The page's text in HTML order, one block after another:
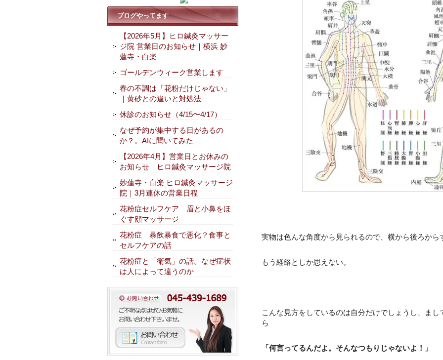
実物は色んな角度から見られるので、横から後ろか
もう経絡としか思えない。
こんな見方をしているのは自分だけでしょうし、ま
ら
「何言ってるんだよ。そんなつもりじゃないよ！」
ブログやってます
【2026年5月】ヒロ鍼灸マッサー
ジ院 営業日のお知らせ｜横浜 妙
蓮寺・白楽
ゴールデンウィーク営業します
春の不調は「花粉だけじゃない」
｜黄砂との違いと対処法
休診のお知らせ（4/15〜4/17）
なぜ予約が集中する日があるの
か？。AIに聞いてみた
【2026年4月】営業日とお休みの
お知らせ｜ヒロ鍼灸マッサージ院
妙蓮寺・白楽 ヒロ鍼灸マッサージ
院｜3月連休の営業日程
花粉症セルフケア 眉と小鼻をほ
ぐす顔マッサージ
花粉症 暴飲暴食で悪化？食事と
セルフケアの話
花粉症と「衛気」の話。なぜ症状
は人によって違うのか